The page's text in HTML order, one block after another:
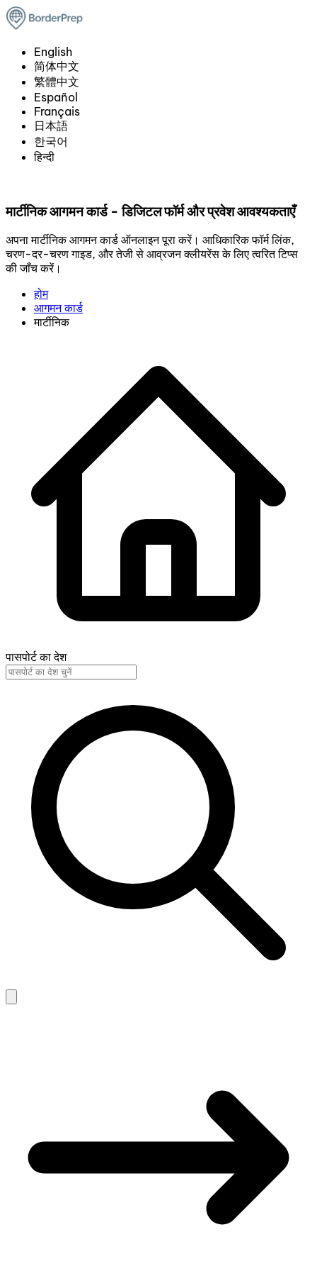
English
简体中文
繁體中文
Español
Français
日本語
한국어
हिन्दी
मार्टीनिक आगमन कार्ड - डिजिटल फॉर्म और प्रवेश आवश्यकताएँ
अपना मार्टीनिक आगमन कार्ड ऑनलाइन पूरा करें। आधिकारिक फॉर्म लिंक,
चरण-दर-चरण गाइड, और तेजी से आव्रजन क्लीयरेंस के लिए त्वरित टिप्स
की जाँच करें।
होम
आगमन कार्ड
मार्टीनिक
पासपोर्ट का देश